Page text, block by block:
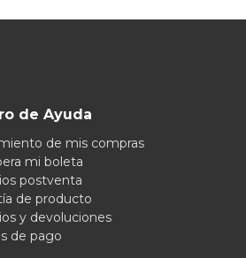
de Ayuda
de mis compras
mi boleta
postventa
de producto
y devoluciones
de pago